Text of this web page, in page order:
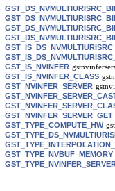
GST_IS_NVINFER
GST_IS_NVINFER_CLASS
GST_NVINFER_SERVER
GST_TYPE_COMPUTE_HW